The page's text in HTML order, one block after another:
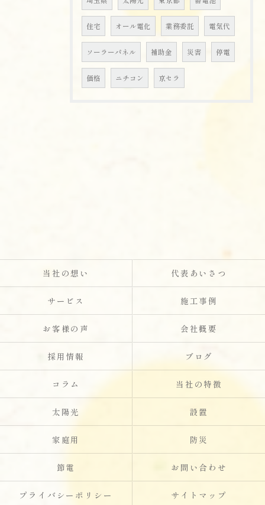
住宅 オール電化 業務委託 電気代
ソーラーパネル 補助金 災害 停電
価格 ニチコン 京セラ
当社の想い 代表あいさつ
サービス 施工事例
お客様の声 会社概要
採用情報 ブログ
コラム 当社の特徴
太陽光 設置
家庭用 防災
節電 お問い合わせ
プライバシーポリシー サイトマップ